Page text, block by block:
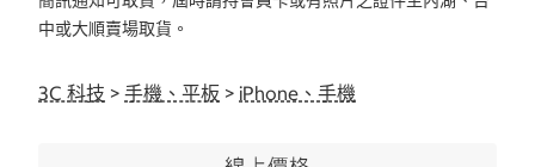
中或大順賣場取貨。
3C 科技 > 手機、平板 > iPhone、手機